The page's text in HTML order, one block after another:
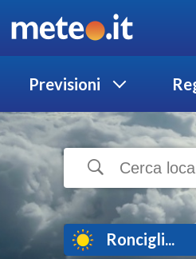
Previsioni
Roncigli...